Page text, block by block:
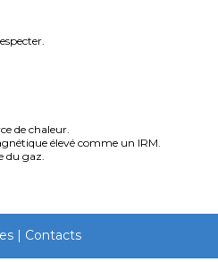
de chaleur.
élevé comme un IRM.
du gaz.
| Contacts